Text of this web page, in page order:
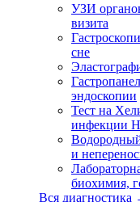
УЗИ
визита
сне
эндоскопии
Тест на
инфекции
и
биохимия,
Вся диагностика